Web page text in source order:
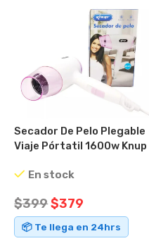
Secador De Pelo Plegable
Viaje Pórtatil 1600w Knup
En stock
$399$379
📦 Te llega en 24hrs